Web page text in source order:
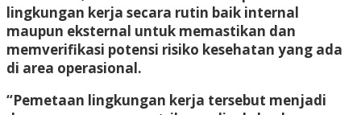
lingkungan kerja secara rutin baik internal
maupun eksternal untuk memastikan dan
memverifikasi potensi risiko kesehatan yang ada
di area operasional.
“Pemetaan lingkungan kerja tersebut menjadi